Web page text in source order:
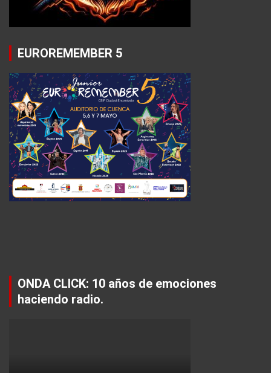
EUROREMEMBER 5
ONDA CLICK: 10 años de emociones
haciendo radio.